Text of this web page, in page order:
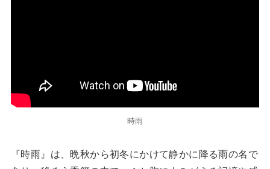
時雨
『時雨』は、晩秋から初冬にかけて静かに降る雨の名で